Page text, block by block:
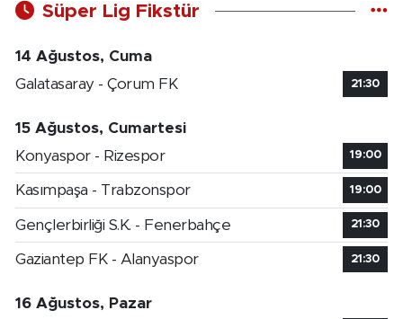
Süper Lig Fikstür
14 Ağustos, Cuma
Galatasaray - Çorum FK
21:30
15 Ağustos, Cumartesi
Konyaspor - Rizespor
19:00
Kasımpaşa - Trabzonspor 19:00
Gençlerbirliği S.K. - Fenerbahçe 21:30
Gaziantep FK - Alanyaspor 21:30
16 Ağustos, Pazar